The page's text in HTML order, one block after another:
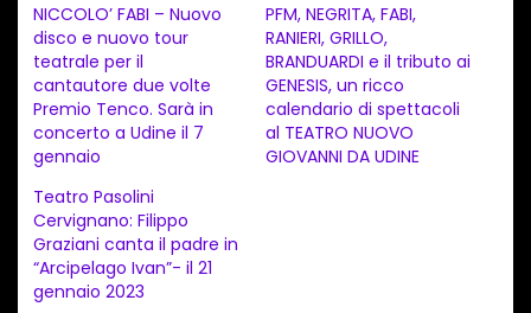
a
m
e
n
t
o
i
n
c
NICCOLO’ FABI – Nuovo
disco e nuovo tour
teatrale per il
cantautore due volte
Premio Tenco. Sarà in
concerto a Udine il 7
gennaio
PFM, NEGRITA, FABI,
RANIERI, GRILLO,
BRANDUARDI e il tributo ai
GENESIS, un ricco
calendario di spettacoli
al TEATRO NUOVO
GIOVANNI DA UDINE
Teatro Pasolini
Cervignano: Filippo
Graziani canta il padre in
“Arcipelago Ivan”- il 21
gennaio 2023